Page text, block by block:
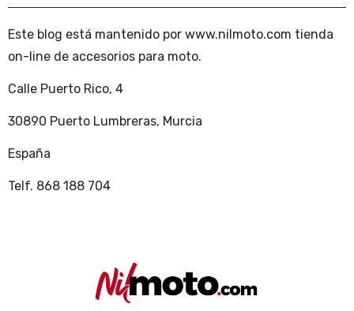
Este blog está mantenido por www.nilmoto.com tienda
on-line de accesorios para moto.
Calle Puerto Rico, 4
30890 Puerto Lumbreras, Murcia
España
Telf. 868 188 704